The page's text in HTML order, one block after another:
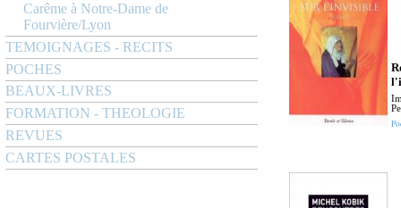
Carême à Notre-Dame de
Fourvière/Lyon
TEMOIGNAGES - RECITS
POCHES
BEAUX-LIVRES
FORMATION - THEOLOGIE
REVUES
CARTES POSTALES